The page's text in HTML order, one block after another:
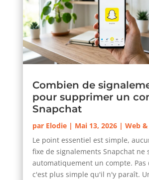
Combien de
pour supprimer un
Snapchat
par Elodie| Mai 13, 2026| Web
Le point essentiel est simple,
fixe de signalements Snapchat ne
automatiquement un compte. Pas
c'est plus simple qu'il n'y paraît.